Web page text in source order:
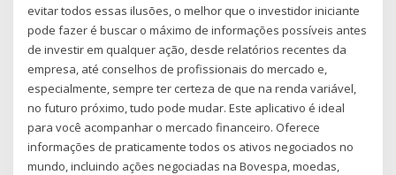
evitar todos essas ilusões, o melhor que o investidor iniciante
pode fazer é buscar o máximo de informações possíveis antes
de investir em qualquer ação, desde relatórios recentes da
empresa, até conselhos de profissionais do mercado e,
especialmente, sempre ter certeza de que na renda variável,
no futuro próximo, tudo pode mudar. Este aplicativo é ideal
para você acompanhar o mercado financeiro. Oferece
informações de praticamente todos os ativos negociados no
mundo, incluindo ações negociadas na Bovespa, moedas,